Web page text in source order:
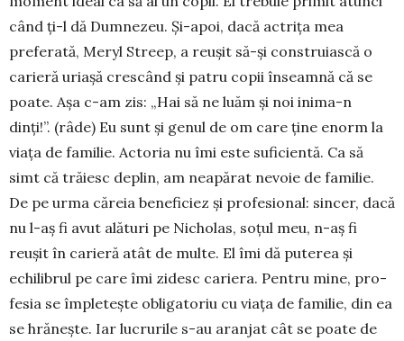
când ți-l dă Dumnezeu. Şi-apoi, dacă actriţa mea
preferată, Meryl Streep, a reuşit să-şi cons­tru­iască o
carieră uriaşă crescând şi patru copii înseamnă că se
poate. Aşa c-am zis: „Hai să ne luăm şi noi inima-n
dinţi!”. (râde) Eu sunt şi genul de om care ţine enorm la
viaţa de fa­milie. Actoria nu îmi este suficientă. Ca să
simt că trăiesc deplin, am neapărat nevoie de fa­milie.
De pe urma căreia beneficiez şi pro­fesional: sincer, dacă
nu l-aş fi avut alături pe Nicholas, soțul meu, n-aș fi
reușit în carieră atât de multe. El îmi dă puterea şi
echilibrul pe care îmi zidesc cariera. Pentru mine, pro­
fesia se împleteşte obli­ga­toriu cu viaţa de familie, din ea
se hrăneşte. Iar lucrurile s-au aranjat cât se poate de